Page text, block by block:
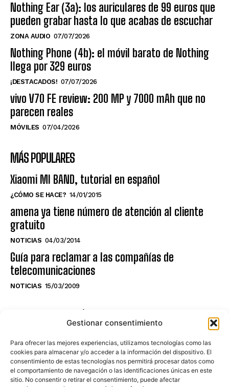
Gestionar consentimiento
Para ofrecer las mejores experiencias, utilizamos tecnologías como las
cookies para almacenar y/o acceder a la información del dispositivo. El
consentimiento de estas tecnologías nos permitirá procesar datos como
el comportamiento de navegación o las identificaciones únicas en este
sitio. No consentir o retirar el consentimiento, puede afectar
Nothing Ear (3a): los auriculares de 99 euros que
pueden grabar hasta lo que acabas de escuchar
ZONA AUDIO 07/07/2026
Nothing Phone (4b): el móvil barato de Nothing
llega por 329 euros
¡DESTACADOS! 07/07/2026
vivo V70 FE review: 200 MP y 7000 mAh que no
parecen reales
MÓVILES 07/04/2026
MÁS POPULARES
Xiaomi MI BAND, tutorial en español
¿CÓMO SE HACE? 14/01/2015
amena ya tiene número de atención al cliente
gratuito
NOTICIAS 04/03/2014
Guía para reclamar a las compañías de
telecomunicaciones
NOTICIAS 15/03/2009
NO TE PIERDAS LO ÚLTIMO DEL CANAL
Haz clic en «Estoy de acuerdo» para
activar Youtube